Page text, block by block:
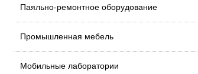
Паяльно-ремонтное оборудование
Промышленная мебель
Мобильные лаборатории